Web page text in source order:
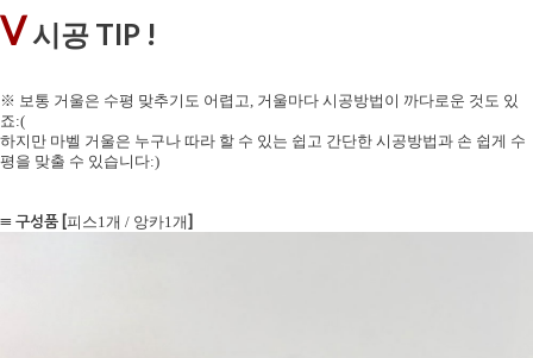
V시공 TIP !
※ 보통 거울은 수평 맞추기도 어렵고, 거울마다 시공방법이 까다로운 것도 있
죠:(
하지만 마벨 거울은 누구나 따라 할 수 있는 쉽고 간단한 시공방법과 손 쉽게 수
평을 맞출 수 있습니다:)
≡ 구성품 [피스1개 / 앙카1개]